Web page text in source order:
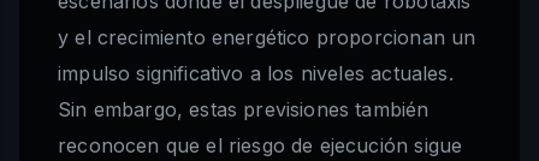
y el crecimiento energético proporcionan un
impulso significativo a los niveles actuales.
Sin embargo, estas previsiones también
reconocen que el riesgo de ejecución sigue